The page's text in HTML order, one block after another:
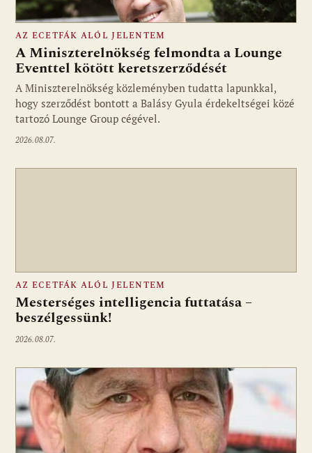
Fotó: media1.hu
AZ ECETFÁK ALÓL JELENTEM
A Miniszterelnökség felmondta a Lounge
Eventtel kötött keretszerződését
A Miniszterelnökség közleményben tudatta lapunkkal,
hogy szerződést bontott a Balásy Gyula érdekeltségei közé
tartozó Lounge Group cégével.
2026.08.07.
AZ ECETFÁK ALÓL JELENTEM
Mesterséges intelligencia futtatása –
beszélgessünk!
2026.08.07.